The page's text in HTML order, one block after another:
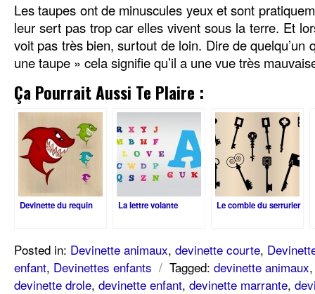
Les taupes ont de minuscules yeux et sont
leur sert pas trop car elles vivent sous la terre. Et
voit pas très bien, surtout de loin. Dire de quelqu’un
une taupe » cela signifie qu’il a une vue très
Ça Pourrait Aussi Te Plaire :
Devinette du requin La lettre volante Le comble du serrurier
Posted in: Devinette animaux, devinette courte,
enfant, Devinettes enfants / Tagged: devinette animaux
devinette drole, devinette enfant, devinette marrante,